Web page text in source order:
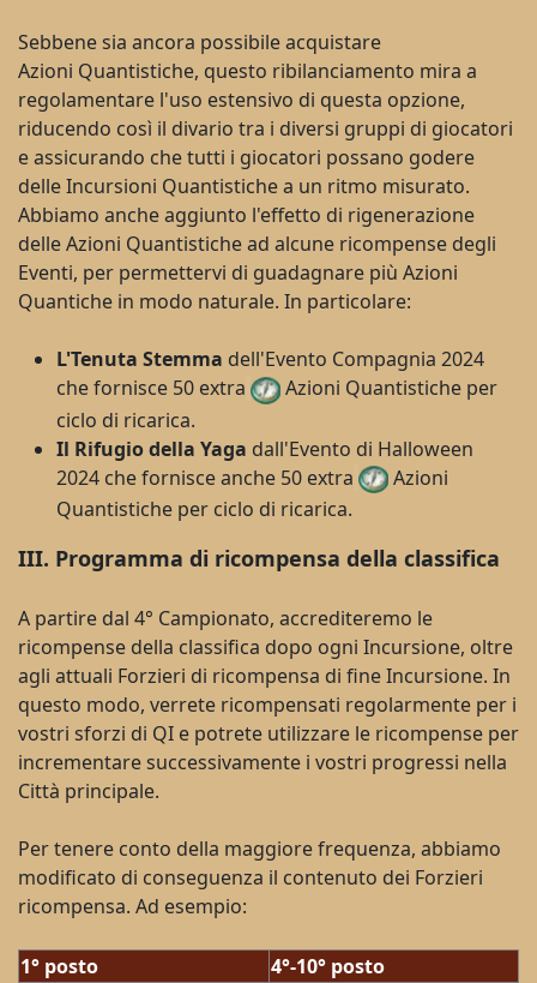
Sebbene sia ancora possibile acquistare
Azioni Quantistiche, questo ribilanciamento mira a
regolamentare l'uso estensivo di questa opzione,
riducendo così il divario tra i diversi gruppi di giocatori
e assicurando che tutti i giocatori possano godere
delle Incursioni Quantistiche a un ritmo misurato.
Abbiamo anche aggiunto l'effetto di rigenerazione
delle Azioni Quantistichead alcune ricompense degli
Eventi, per permettervi di guadagnare più Azioni
Quantiche in modo naturale. In particolare:
L'Tenuta Stemma dell'Evento Compagnia 2024
che fornisce 50 extra
Azioni Quantistiche per
ciclo di ricarica.
Il Rifugio della Yaga dall'Evento di Halloween
2024 che fornisce anche 50 extra
Azioni
Quantistiche per ciclo di ricarica.
III. Programma di ricompensa della classifica
A partire dal 4° Campionato, accrediteremo le
ricompense della classifica dopo ogni Incursione, oltre
agli attuali Forzieri di ricompensa di fine Incursione. In
questo modo, verrete ricompensati regolarmente per i
vostri sforzi di QI e potrete utilizzare le ricompense per
incrementare successivamente i vostri progressi nella
Città principale.
Per tenere conto della maggiore frequenza, abbiamo
modificato di conseguenza il contenuto dei Forzieri
ricompensa. Ad esempio:
1° posto
4°-10° posto